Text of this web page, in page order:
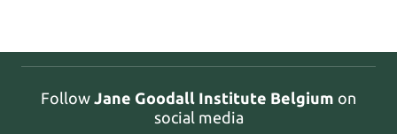
Follow Jane Goodall Institute Belgium on
social media